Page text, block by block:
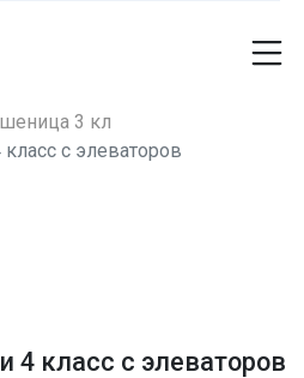
3 кл
с элеваторов
4 класс с элеваторов